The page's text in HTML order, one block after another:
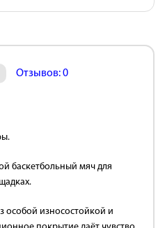
Отзывов: 0
баскетбольный мяч для
особой износостойкой и